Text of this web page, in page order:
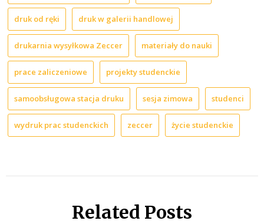
druk od ręki druk w galerii handlowej
drukarnia wysyłkowa Zeccer materiały do nauki
prace zaliczeniowe projekty studenckie
samoobsługowa stacja druku sesja zimowa studenci
wydruk prac studenckich zeccer życie studenckie
Related Posts